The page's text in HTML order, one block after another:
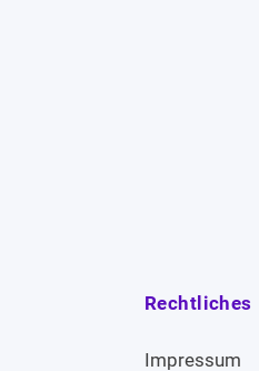
Rechtliches
Impressum